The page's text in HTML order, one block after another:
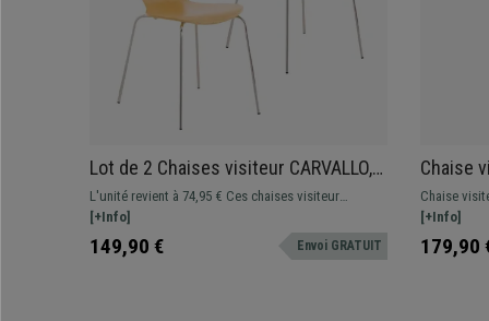
Lot de 2 Chaises visiteur CARVALLO,
Structure Métallique, Empilables,
Marron Hêtre
L'unité revient à 74,95 € Ces chaises visiteur
exclusives sont votre grand allié pour offrir à vos
invités ou clients un siège de qualité. Elle associe
design séduisant, matériaux de qualité et confort.
[+Info]
149,90 € Envoi GRATUIT
Chaise
Blanc
Chaise
et très
Fabriquée
sa
[+Info]
179,90